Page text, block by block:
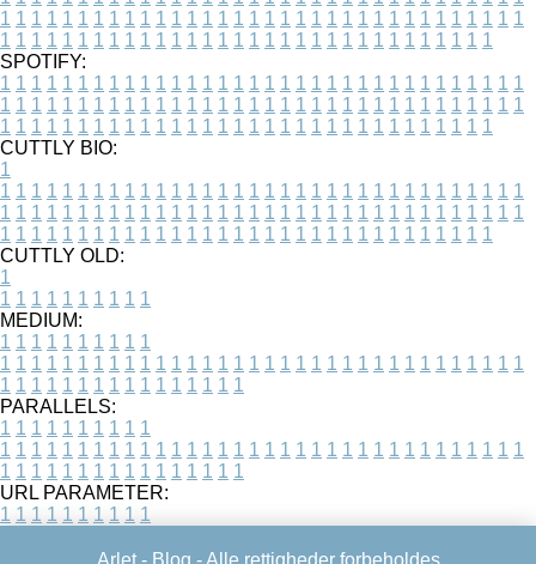
1 1 1 1 1 1 1 1 1 1 1 1 1 1 1 1 1 1 1 1 1 1 1 1 1 1 1 1 1 1 1 1 1 1
1 1 1 1 1 1 1 1 1 1 1 1 1 1 1 1 1 1 1 1 1 1 1 1 1 1 1 1 1 1 1 1
SPOTIFY:
1 1 1 1 1 1 1 1 1 1 1 1 1 1 1 1 1 1 1 1 1 1 1 1 1 1 1 1 1 1 1 1 1 1
1 1 1 1 1 1 1 1 1 1 1 1 1 1 1 1 1 1 1 1 1 1 1 1 1 1 1 1 1 1 1 1 1 1
1 1 1 1 1 1 1 1 1 1 1 1 1 1 1 1 1 1 1 1 1 1 1 1 1 1 1 1 1 1 1 1
CUTTLY BIO:
1
1 1 1 1 1 1 1 1 1 1 1 1 1 1 1 1 1 1 1 1 1 1 1 1 1 1 1 1 1 1 1 1 1 1
1 1 1 1 1 1 1 1 1 1 1 1 1 1 1 1 1 1 1 1 1 1 1 1 1 1 1 1 1 1 1 1 1 1
1 1 1 1 1 1 1 1 1 1 1 1 1 1 1 1 1 1 1 1 1 1 1 1 1 1 1 1 1 1 1 1
CUTTLY OLD:
1
1 1 1 1 1 1 1 1 1 1
MEDIUM:
1 1 1 1 1 1 1 1 1 1
1 1 1 1 1 1 1 1 1 1 1 1 1 1 1 1 1 1 1 1 1 1 1 1 1 1 1 1 1 1 1 1 1 1
1 1 1 1 1 1 1 1 1 1 1 1 1 1 1 1
PARALLELS:
1 1 1 1 1 1 1 1 1 1
1 1 1 1 1 1 1 1 1 1 1 1 1 1 1 1 1 1 1 1 1 1 1 1 1 1 1 1 1 1 1 1 1 1
1 1 1 1 1 1 1 1 1 1 1 1 1 1 1 1
URL PARAMETER:
1 1 1 1 1 1 1 1 1 1